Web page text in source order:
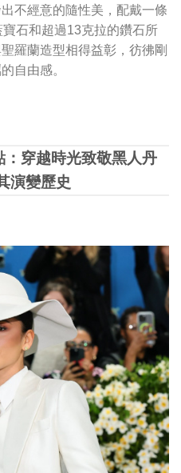
不經意的隨性美，配戴一條
寶石和超過13克拉的鑽石所
羅蘭造型相得益彰，彷彿剛
自由感。
：穿越時光致敬黑人丹
演變歷史